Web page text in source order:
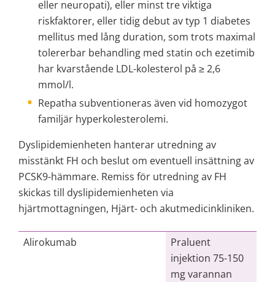
eller neuropati), eller minst tre viktiga
riskfaktorer, eller tidig debut av typ 1 diabetes
mellitus med lång duration, som trots maximal
tolererbar behandling med statin och ezetimib
har kvarstående LDL-kolesterol på ≥ 2,6
mmol/l.
Repatha subventioneras även vid homozygot
familjär hyperkolesterolemi.
Dyslipidemienheten hanterar utredning av
misstänkt FH och beslut om eventuell insättning av
PCSK9-hämmare. Remiss för utredning av FH
skickas till dyslipidemienheten via
hjärtmottagningen, Hjärt- och akutmedicinkliniken.
Alirokumab
Praluent
injektion 75-150
mg varannan